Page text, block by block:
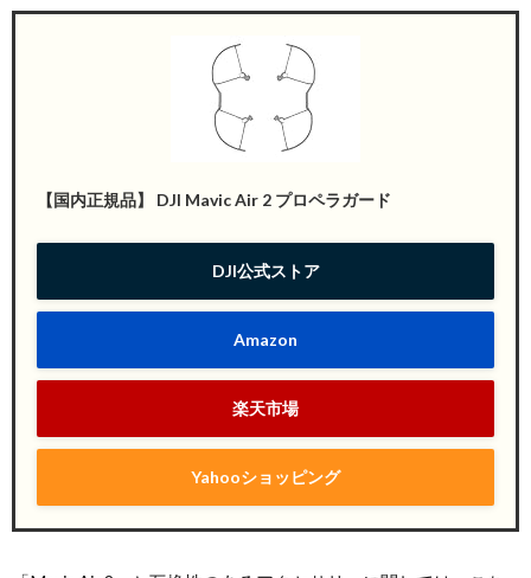
【国内正規品】 DJI Mavic Air 2 プロペラガード
DJI公式ストア
Amazon
楽天市場
Yahooショッピング